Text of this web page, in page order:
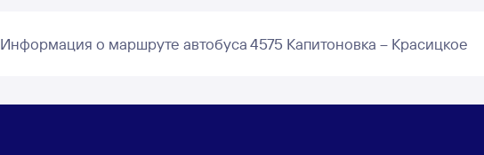
Информация о маршруте автобуса 4575 Капитоновка – Красицкое